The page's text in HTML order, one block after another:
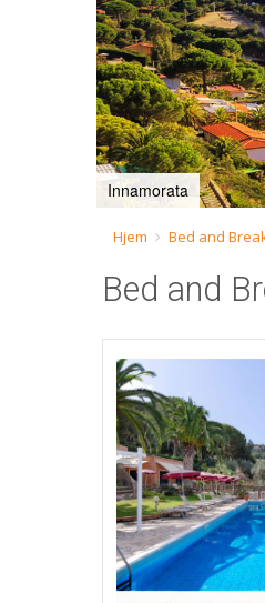
Innamorata
Hjem Bed and
Bed and